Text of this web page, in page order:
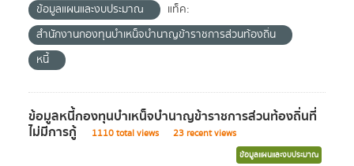
ข้อมูลแผนและงบประมาณ
แท็ค:
สำนักงานกองทุนบำเหน็จบำนาญข้าราชการส่วนท้องถิ่น
หนี้
ข้อมูลหนี้กองทุนบำเหน็จบำนาญข้าราชการส่วนท้องถิ่นที่
ไม่มีการกู้ 1110 total views 23 recent views
ข้อมูลแผนและงบประมาณ